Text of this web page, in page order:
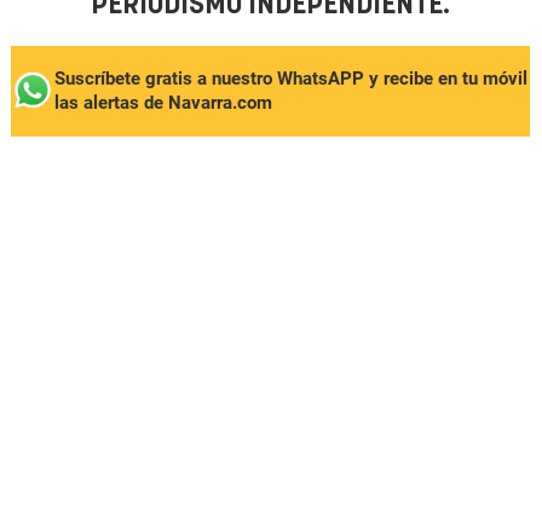
Suscríbete gratis a nuestro WhatsAPP y recibe en tu móvil
las alertas de Navarra.com